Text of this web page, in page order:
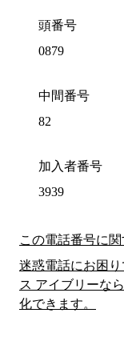
頭番号
0879
中間番号
82
加入者番号
3939
この電話番号に
迷惑電話にお困
ス アイブリーな
化できます。